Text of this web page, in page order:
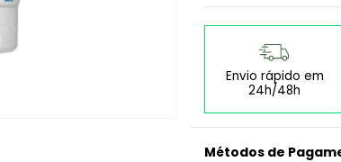
Envio rápido em
24h/48h
Métodos de